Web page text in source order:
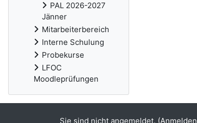
PAL 2026-2027
Jänner
Mitarbeiterbereich
Interne Schulung
Probekurse
LFOC
Moodleprüfungen
Sie sind nicht angemeldet. (Anmelden